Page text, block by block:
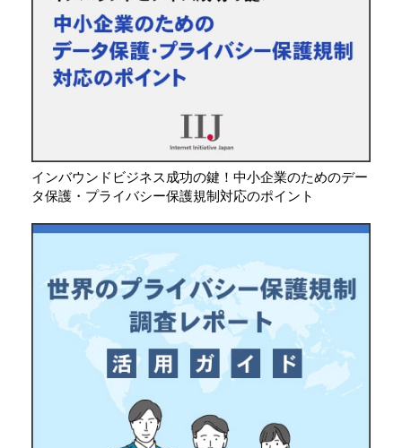
インバウンドビジネス成功の鍵！中小企業のためのデー
タ保護・プライバシー保護規制対応のポイント